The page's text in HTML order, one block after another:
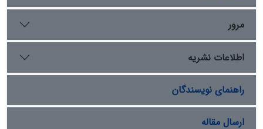
مرور
اطلاعات نشریه
راهنمای نویسندگان
ارسال مقاله